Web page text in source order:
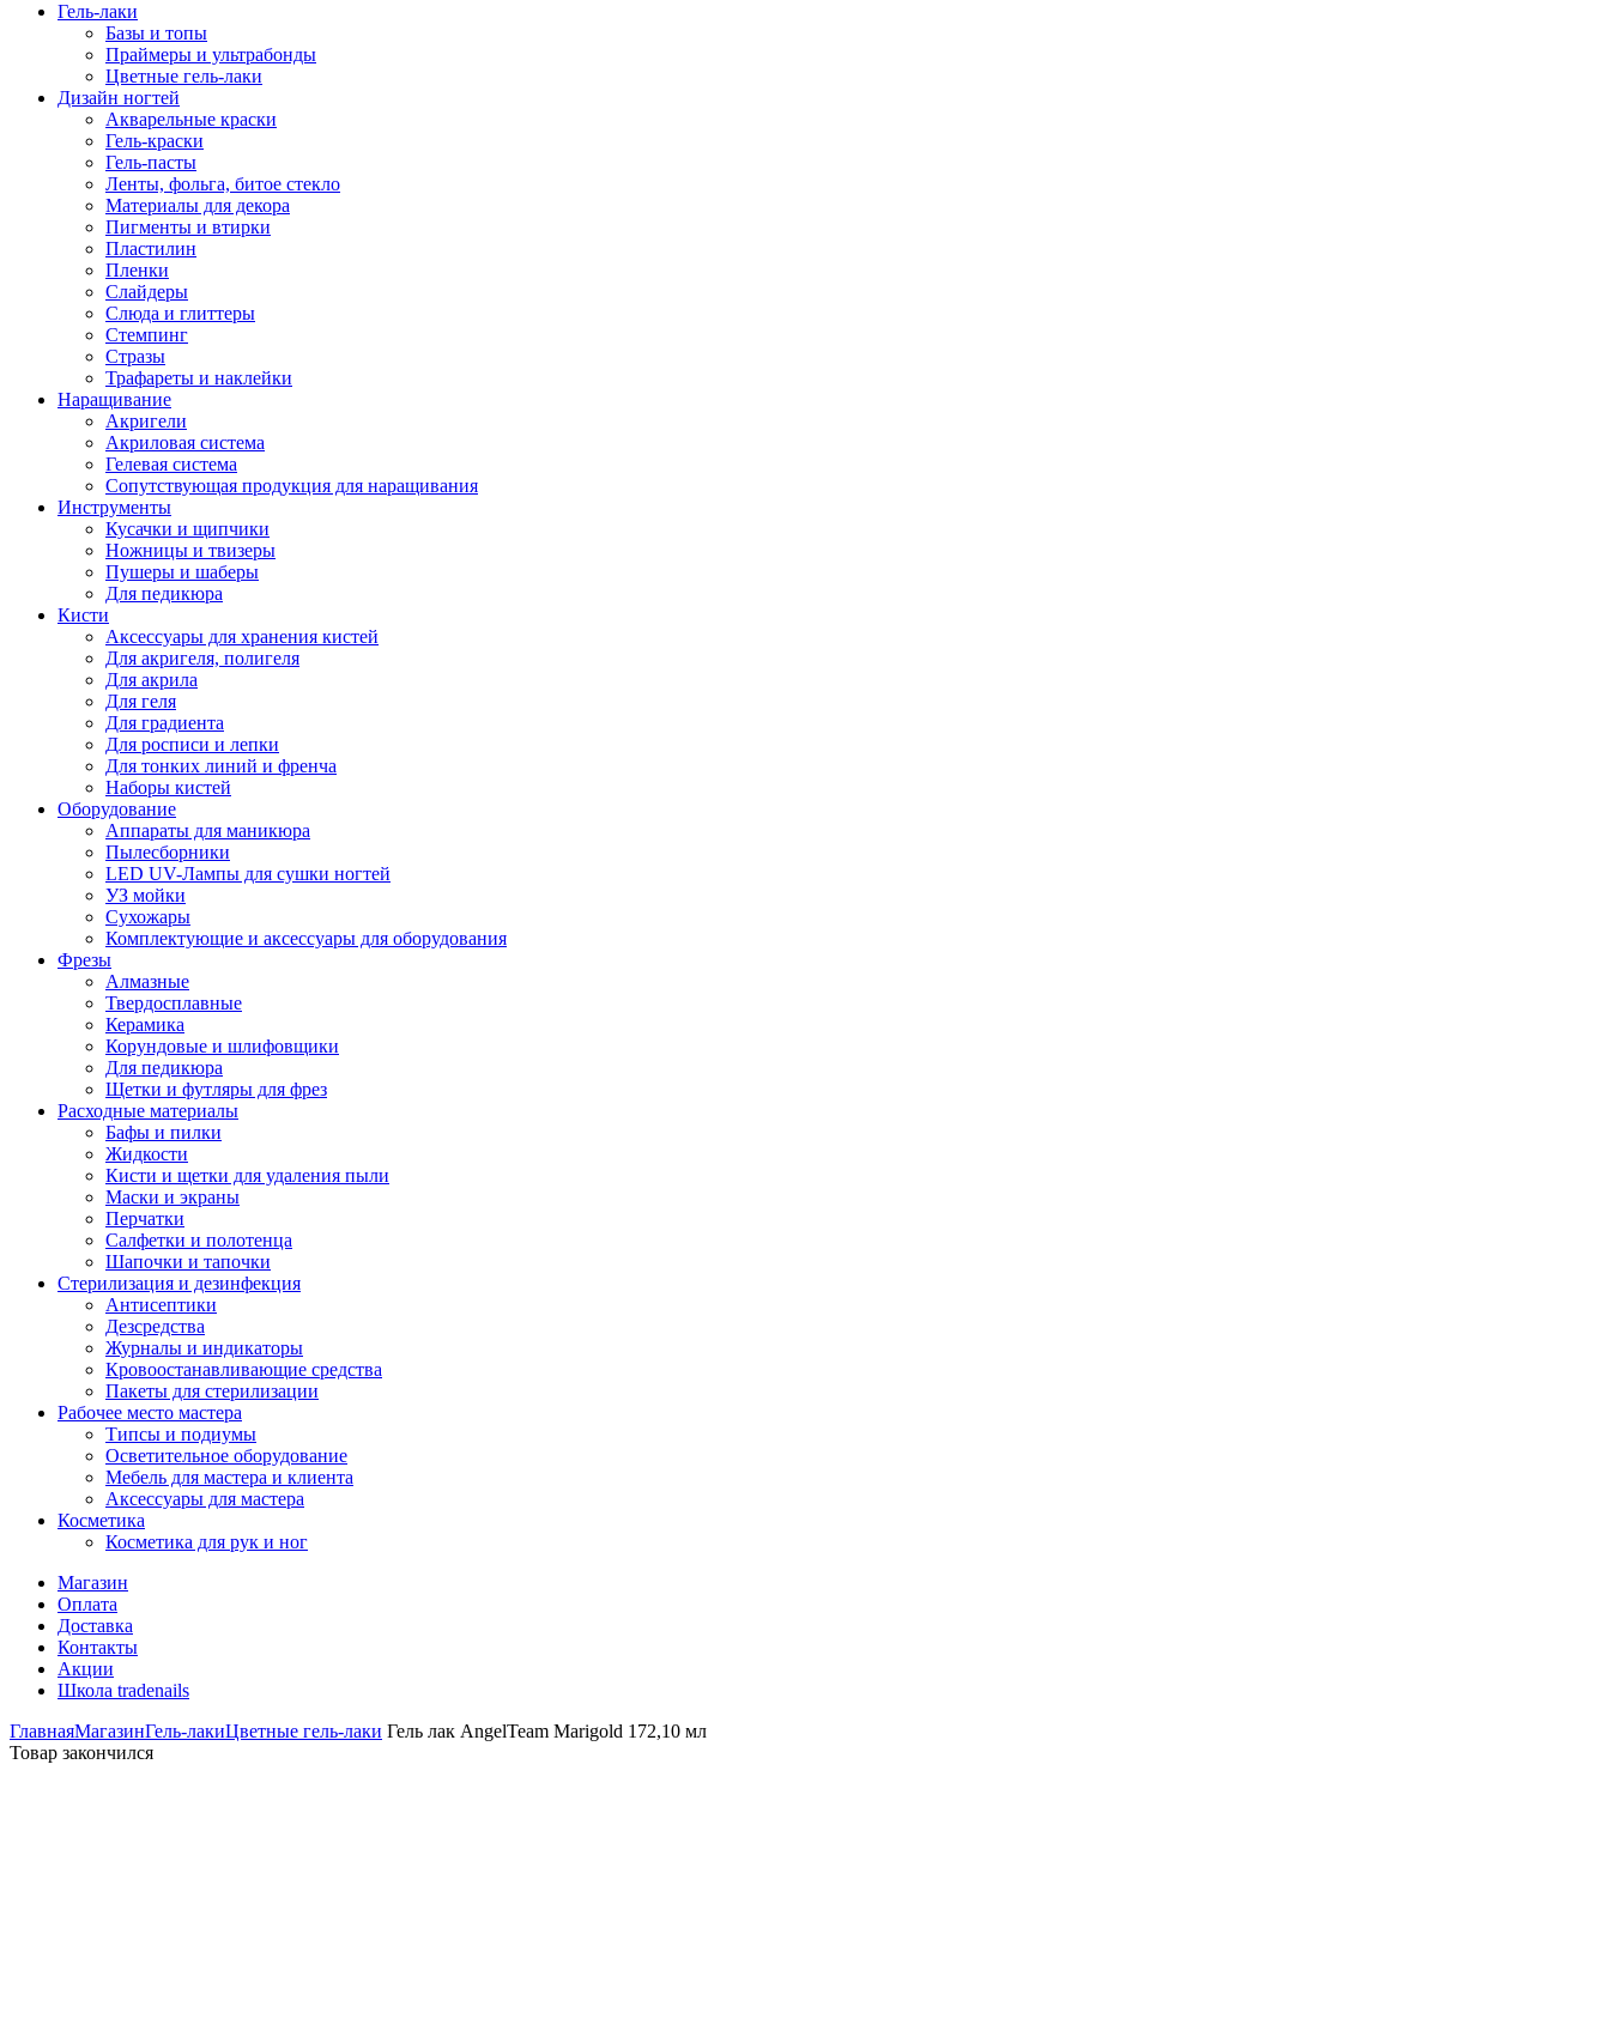
Гель-лаки
Базы и топы
Праймеры и ультрабонды
Цветные гель-лаки
Дизайн ногтей
Акварельные краски
Гель-краски
Гель-пасты
Ленты, фольга, битое стекло
Материалы для декора
Пигменты и втирки
Пластилин
Пленки
Слайдеры
Слюда и глиттеры
Стемпинг
Стразы
Трафареты и наклейки
Наращивание
Акригели
Акриловая система
Гелевая система
Сопутствующая продукция для наращивания
Инструменты
Кусачки и щипчики
Ножницы и твизеры
Пушеры и шаберы
Для педикюра
Кисти
Аксессуары для хранения кистей
Для акригеля, полигеля
Для акрила
Для геля
Для градиента
Для росписи и лепки
Для тонких линий и френча
Наборы кистей
Оборудование
Аппараты для маникюра
Пылесборники
LED UV-Лампы для сушки ногтей
УЗ мойки
Сухожары
Комплектующие и аксессуары для оборудования
Фрезы
Алмазные
Твердосплавные
Керамика
Корундовые и шлифовщики
Для педикюра
Щетки и футляры для фрез
Расходные материалы
Бафы и пилки
Жидкости
Кисти и щетки для удаления пыли
Маски и экраны
Перчатки
Салфетки и полотенца
Шапочки и тапочки
Стерилизация и дезинфекция
Антисептики
Дезсредства
Журналы и индикаторы
Кровоостанавливающие средства
Пакеты для стерилизации
Рабочее место мастера
Типсы и подиумы
Осветительное оборудование
Мебель для мастера и клиента
Аксессуары для мастера
Косметика
Косметика для рук и ног
Магазин
Оплата
Доставка
Контакты
Акции
Школа tradenails
ГлавнаяМагазинГель-лакиЦветные гель-лаки Гель лак AngelTeam Marigold 172,10 мл
Товар закончился